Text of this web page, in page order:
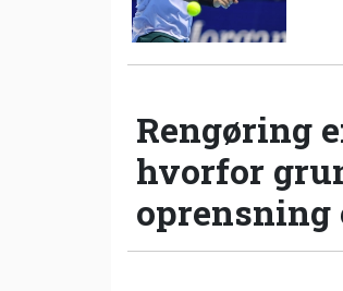
Rengøring
hvorfor
oprensning